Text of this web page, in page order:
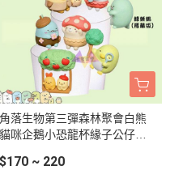
角落生物第三彈森林聚會白熊
貓咪企鵝小恐龍杯緣子公仔盒
$170 ~ 220